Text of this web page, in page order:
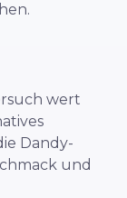
wert
Dandy-
und